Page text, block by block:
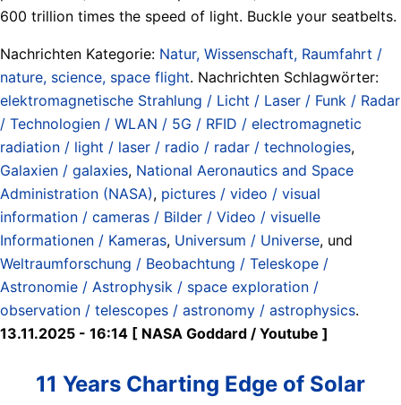
600 trillion times the speed of light. Buckle your seatbelts.
Nachrichten Kategorie: Natur, Wissenschaft, Raumfahrt /
nature, science, space flight. Nachrichten Schlagwörter:
elektromagnetische Strahlung / Licht / Laser / Funk / Radar
/ Technologien / WLAN / 5G / RFID / electromagnetic
radiation / light / laser / radio / radar / technologies,
Galaxien / galaxies, National Aeronautics and Space
Administration (NASA), pictures / video / visual
information / cameras / Bilder / Video / visuelle
Informationen / Kameras, Universum / Universe, und
Weltraumforschung / Beobachtung / Teleskope /
Astronomie / Astrophysik / space exploration /
observation / telescopes / astronomy / astrophysics.
13.11.2025 - 16:14 [ NASA Goddard / Youtube ]
11 Years Charting Edge of Solar